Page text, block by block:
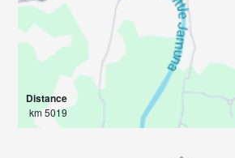
Distance
5019 km